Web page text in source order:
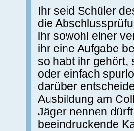
Ihr seid Schüler
die
ihr sowohl einer
ihr eine Aufgabe
so habt ihr gehört,
oder einfach
darüber
Ausbildung am
Jäger nennen
beeindruckende